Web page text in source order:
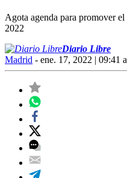
Agota agenda para promover
2022
Diario Libre
Madrid - ene. 17, 2022 | 09:41